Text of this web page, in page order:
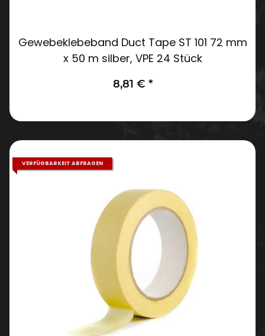
Gewebeklebeband Duct Tape ST 101 72 mm
x 50 m silber, VPE 24 Stück
8,81 € *
VERFÜGBARKEIT ABFRAGEN